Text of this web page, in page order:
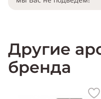
Другие
бренда